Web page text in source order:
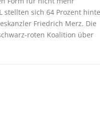
stellten sich 64 Prozent
Friedrich Merz. Die
roten Koalition über